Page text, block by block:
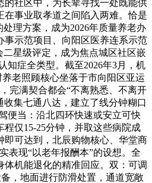
社区中，为长辈寻找一处既能供
事业取孝道之间陷入两难。恰是
理方案，成为2026年质量养老办
示范项目、向阳区医养连系示范
星级评定，成为焦点城区社区嵌
知症全类型。截至2026年3月，机
老照顾核心坐落于市向阳区亚运
完满契合都会“不离熟悉、不离开
集七通八达，建立了线分钟糊口
便当：沿北四环快速或安立可快
仅15-25分钟，并取这些病院成
即可达到，北辰购物核心、华堂商
表现“以老年报酬本”的设想。全
机能退化的精准回应。双：可调
，地面进行防滑处置，通道宽敞